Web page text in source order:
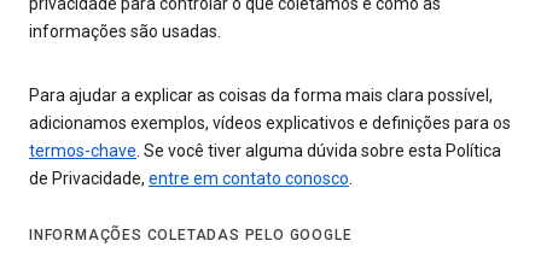
privacidade para controlar o que coletamos e como as
informações são usadas.
Para ajudar a explicar as coisas da forma mais clara possível,
adicionamos exemplos, vídeos explicativos e definições para os
termos-chave. Se você tiver alguma dúvida sobre esta Política
de Privacidade, entre em contato conosco.
INFORMAÇÕES COLETADAS PELO GOOGLE